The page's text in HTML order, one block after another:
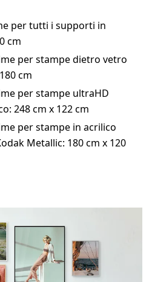
per tutti i supporti in
cm
per stampe dietro vetro
cm
per stampe ultraHD
248 cm x 122 cm
per stampe in acrilico
Metallic: 180 cm x 120